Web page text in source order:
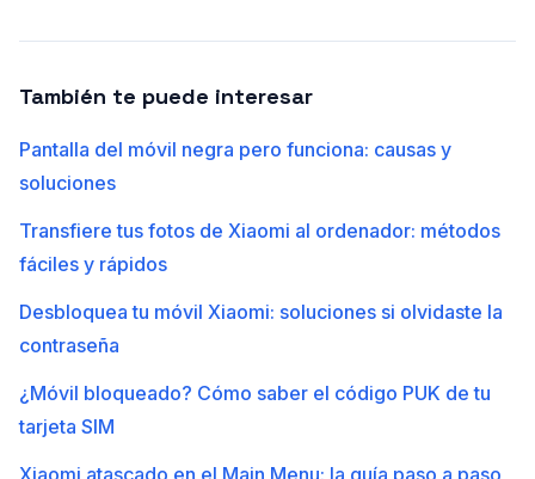
También te puede interesar
Pantalla del móvil negra pero funciona: causas y
soluciones
Transfiere tus fotos de Xiaomi al ordenador: métodos
fáciles y rápidos
Desbloquea tu móvil Xiaomi: soluciones si olvidaste la
contraseña
¿Móvil bloqueado? Cómo saber el código PUK de tu
tarjeta SIM
Xiaomi atascado en el Main Menu: la guía paso a paso